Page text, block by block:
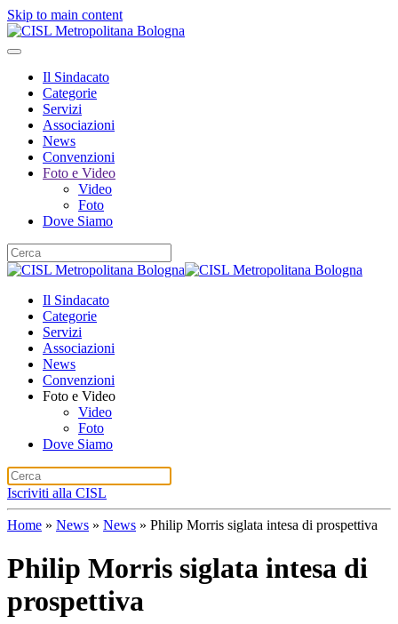
Skip to main content
Il Sindacato
Categorie
Servizi
Associazioni
News
Convenzioni
Foto e Video
Video
Foto
Dove Siamo
Il Sindacato
Categorie
Servizi
Associazioni
News
Convenzioni
Foto e Video
Video
Foto
Dove Siamo
Iscriviti alla CISL
Home » News » News » Philip Morris siglata intesa di prospettiva
Philip Morris siglata intesa di
prospettiva